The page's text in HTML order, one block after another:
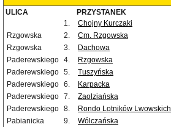
ULICA PRZYSTANEK
1.
Chojny Kurczaki
Rzgowska
2. Cm. Rzgowska
Rzgowska
3. Dachowa
Paderewskiego 4. Rzgowska
Paderewskiego 5. Tuszyńska
Paderewskiego 6. Karpacka
Paderewskiego 7. Zaolziańska
Paderewskiego 8. Rondo Lotników Lwowskich
Pabianicka
9. Wólczańska